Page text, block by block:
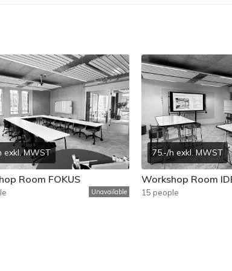
exkl. MWST
Room FOKUS
Unavailable
75.-/h exkl. MWST
Workshop Room
15 people